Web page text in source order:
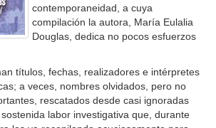
contemporaneidad, a cuya
compilación la autora, María Eulalia
Douglas, dedica no pocos esfuerzos
títulos, fechas, realizadores e intérpretes
a veces, nombres olvidados, pero no
rescatados desde casi ignoradas
labor investigativa que, durante